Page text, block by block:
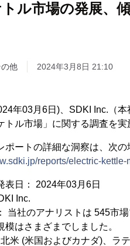
ル市場の発展、
の他 2024年3月8日 21:10
年03月6日)、SDKI Inc.（
トル市場」に関する調査を実
ポートの詳細な洞察は、次の
reports/electric-kettle-
表日： 2024年03月6日
Inc.
当社のアナリストは 545市
模はさまざまでしました。
米 (米国およびカナダ)、ラ